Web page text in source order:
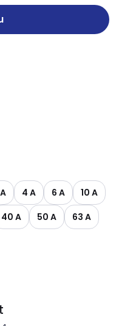
4 A 6 A
10 A
40 A 50 A 63 A